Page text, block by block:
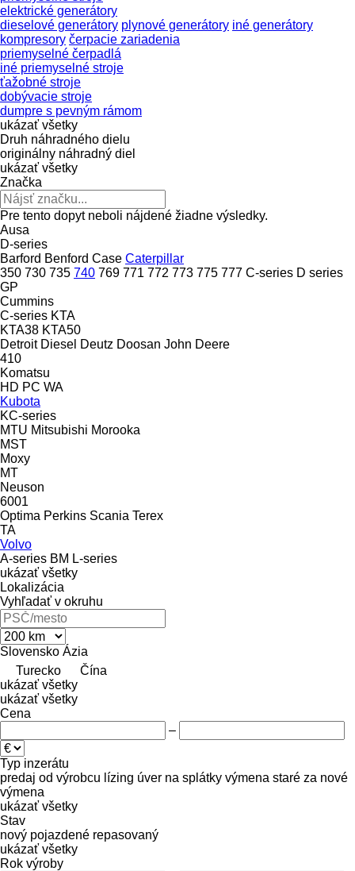
elektrické generátory
dieselové generátory plynové generátory iné generátory
kompresory čerpacie zariadenia
priemyselné čerpadlá
iné priemyselné stroje
ťažobné stroje
dobývacie stroje
dumpre s pevným rámom
ukázať všetky
Druh náhradného dielu
originálny náhradný diel
ukázať všetky
Značka
Pre tento dopyt neboli nájdené žiadne výsledky.
Ausa
D-series
Barford Benford Case Caterpillar
350 730 735 740 769 771 772 773 775 777 C-series D series
GP
Cummins
C-series KTA
KTA38 KTA50
Detroit Diesel Deutz Doosan John Deere
410
Komatsu
HD PC WA
Kubota
KC-series
MTU Mitsubishi Morooka
MST
Moxy
MT
Neuson
6001
Optima Perkins Scania Terex
TA
Volvo
A-series BM L-series
ukázať všetky
Lokalizácia
Vyhľadať v okruhu
Slovensko Ázia
Turecko
Čína
ukázať všetky
ukázať všetky
Cena
–
Typ inzerátu
predaj od výrobcu lízing úver na splátky výmena staré za nové
výmena
ukázať všetky
Stav
nový pojazdené repasovaný
ukázať všetky
Rok výroby